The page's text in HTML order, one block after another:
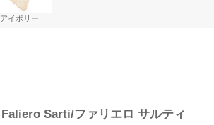
アイボリー
Faliero Sarti/ファリエロ サルティ